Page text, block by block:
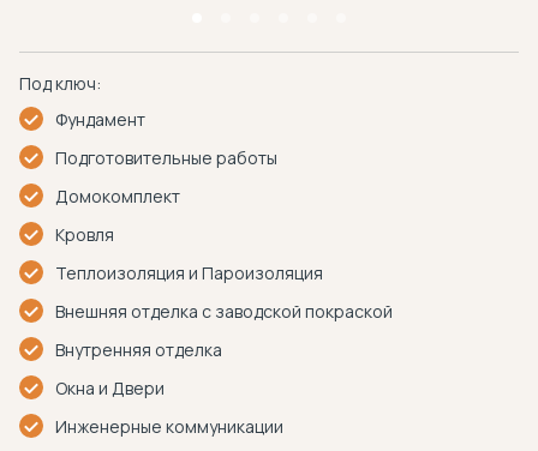
Под ключ:
Фундамент
Подготовительные работы
Домокомплект
Кровля
Теплоизоляция и Пароизоляция
Внешняя отделка с заводской покраской
Внутренняя отделка
Окна и Двери
Инженерные коммуникации